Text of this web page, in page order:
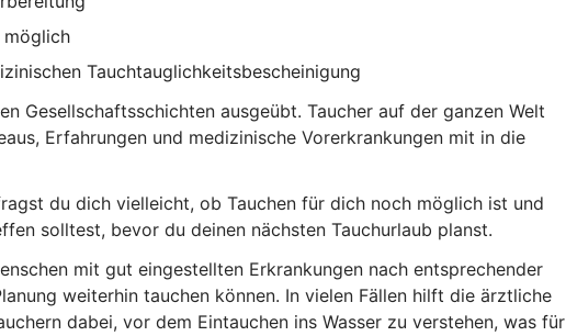
möglich
Tauchtauglichkeitsbescheinigung
Gesellschaftsschichten ausgeübt. Taucher auf der ganzen Welt
Erfahrungen und medizinische Vorerkrankungen mit in die
du dich vielleicht, ob Tauchen für dich noch möglich ist und
solltest, bevor du deinen nächsten Tauchurlaub planst.
mit gut eingestellten Erkrankungen nach entsprechender
weiterhin tauchen können. In vielen Fällen hilft die ärztliche
dabei, vor dem Eintauchen ins Wasser zu verstehen, was für